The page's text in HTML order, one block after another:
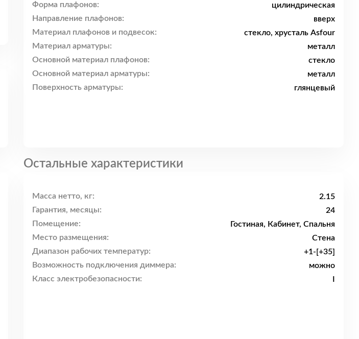
Форма плафонов:
цилиндрическая
Направление плафонов:
вверх
Материал плафонов и подвесок:
стекло, хрусталь Asfour
Материал арматуры:
металл
Основной материал плафонов:
стекло
Основной материал арматуры:
металл
Поверхность арматуры:
глянцевый
Остальные характеристики
Масса нетто, кг:
2.15
Гарантия, месяцы:
24
Помещение:
Гостиная, Кабинет, Спальня
Место размещения:
Стена
Диапазон рабочих температур:
+1-[+35]
Возможность подключения диммера:
можно
Класс электробезопасности:
I